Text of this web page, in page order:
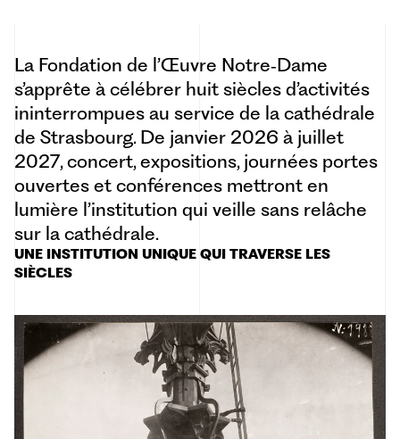
La Fondation de l’Œuvre Notre‑Dame
s’apprête à célébrer huit siècles d’activités
ininterrompues au service de la cathédrale
de Strasbourg. De janvier 2026 à juillet
2027, concert, expositions, journées portes
ouvertes et conférences mettront en
lumière l’institution qui veille sans relâche
sur la cathédrale.
UNE INSTITUTION UNIQUE QUI TRAVERSE LES
SIÈCLES